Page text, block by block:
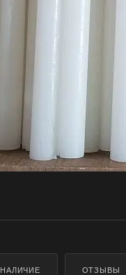
НАЛИЧИЕ ОТЗЫВЫ